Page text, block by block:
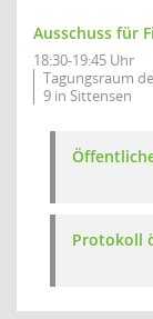
Ausschuss für
18:30-19:45 Uhr
Tagungsraum
9 in Sittensen
Protokoll